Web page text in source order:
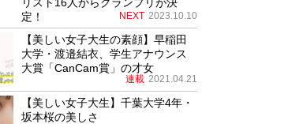
定！
NEXT 2023.10.10
【美しい女子大生の素顔】早稲田
大学・渡邉結衣、学生アナウンス
大賞「CanCam賞」の才女
連載 2021.04.21
【美しい女子大生】千葉大学4年・
坂本桜の美しさ